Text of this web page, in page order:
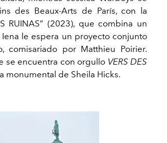
des Beaux-Arts de París, con la
RUINAS” (2023), que combina un
le espera un proyecto conjunto
comisariado por Matthieu Poirier.
se encuentra con orgullo VERS DES
monumental de Sheila Hicks.